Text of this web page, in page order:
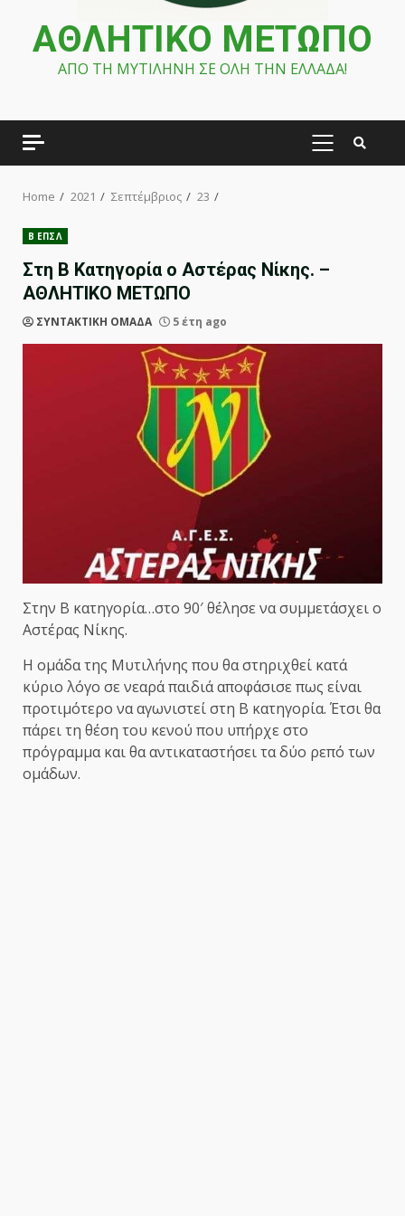
ΑΘΛΗΤΙΚΟ ΜΕΤΩΠΟ
ΑΠΟ ΤΗ ΜΥΤΙΛΗΝΗ ΣΕ ΟΛΗ ΤΗΝ ΕΛΛΑΔΑ!
PRIMARY
Home 2021 Σεπτέμβριος 23
Β ΕΠΣΛ
Στη Β Κατηγορία ο Αστέρας Νίκης. –
ΑΘΛΗΤΙΚΟ ΜΕΤΩΠΟ
ΣΥΝΤΑΚΤΙΚΗ ΟΜΑΔΑ 5 έτη ago
Στην Β κατηγορία…στο 90′ θέλησε να συμμετάσχει ο
Αστέρας Νίκης.
Η ομάδα της Μυτιλήνης που θα στηριχθεί κατά
κύριο λόγο σε νεαρά παιδιά αποφάσισε πως είναι
προτιμότερο να αγωνιστεί στη Β κατηγορία. Έτσι θα
πάρει τη θέση του κενού που υπήρχε στο
πρόγραμμα και θα αντικαταστήσει τα δύο ρεπό των
ομάδων.